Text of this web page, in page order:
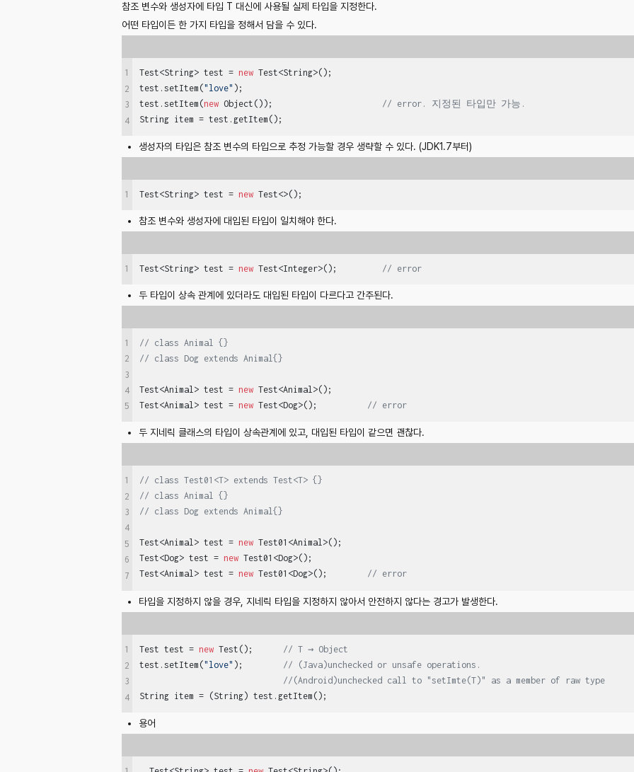
참조 변수와 생성자에 타입 T 대신에 사용될 실제 타입을 지정한다.
어떤 타입이든 한 가지 타입을 정해서 담을 수 있다.
1
2
3
4
Test<String> test = new Test<String>();
test.setItem("love" );
test.setItem(new Object()); // error. 지정된 타입만 가능.
String item = test.getItem();
생성자의 타입은 참조 변수의 타입으로 추정 가능할 경우 생략할 수 있다. (JDK1.7부터)
1 Test<String> test = new Test<>();
참조 변수와 생성자에 대입된 타입이 일치해야 한다.
1 Test<String> test = new Test<Integer>(); // error
두 타입이 상속 관계에 있더라도 대입된 타입이 다르다고 간주된다.
1
2
3
4
5
// class Animal {}
// class Dog extends Animal{}
Test<Animal> test = new Test<Animal>();
Test<Animal> test = new Test<Dog>(); // error
두 지네릭 클래스의 타입이 상속관계에 있고, 대입된 타입이 같으면 괜찮다.
1
2
3
4
5
6
7
// class Test01<T> extends Test<T> {}
// class Animal {}
// class Dog extends Animal{}
Test<Animal> test = new Test01<Animal>();
Test<Dog> test = new Test01<Dog>();
Test<Animal> test = new Test01<Dog>(); // error
타입을 지정하지 않을 경우, 지네릭 타입을 지정하지 않아서 안전하지 않다는 경고가 발생한다.
1
2
3
4
Test test = new Test(); // T → Object
test.setItem("love" ); // (Java)unchecked or unsafe operations.
//(Android)unchecked call to "setImte(T)" as a member of raw type
String item = (String) test.getItem();
용어